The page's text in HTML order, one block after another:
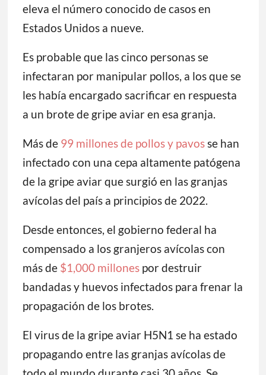
eleva el número conocido de casos en
Estados Unidos a nueve.
Es probable que las cinco personas se
infectaran por manipular pollos, a los que se
les había encargado sacrificar en respuesta
a un brote de gripe aviar en esa granja.
Más de 99 millones de pollos y pavosse han
infectado con una cepa altamente patógena
de la gripe aviar que surgió en las granjas
avícolas del país a principios de 2022.
Desde entonces, el gobierno federal ha
compensado a los granjeros avícolas con
más de $1,000 millonespor destruir
bandadas y huevos infectados para frenar la
propagación de los brotes.
El virus de la gripe aviar H5N1 se ha estado
propagando entre las granjas avícolas de